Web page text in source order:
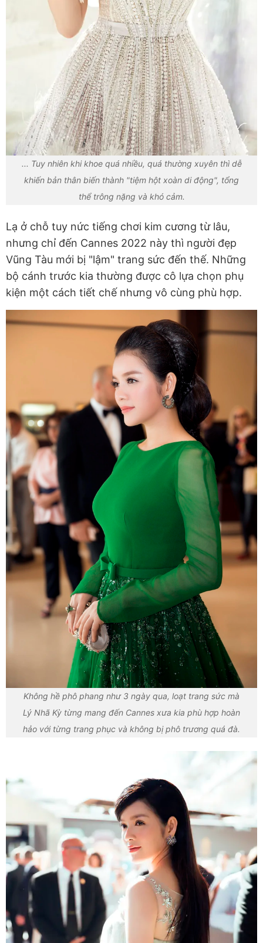
... Tuy nhiên khi khoe quá nhiều, quá thường xuyên thì dễ
khiến bản thân biến thành "tiệm hột xoàn di động", tổng
thể trông nặng và khó cảm.
Lạ ở chỗ tuy nức tiếng chơi kim cương từ lâu,
nhưng chỉ đến Cannes 2022 này thì người đẹp
Vũng Tàu mới bị "lậm" trang sức đến thế. Những
bộ cánh trước kia thường được cô lựa chọn phụ
kiện một cách tiết chế nhưng vô cùng phù hợp.
Không hề phô phang như 3 ngày qua, loạt trang sức mà
Lý Nhã Kỳ từng mang đến Cannes xưa kia phù hợp hoàn
hảo với từng trang phục và không bị phô trương quá đà.